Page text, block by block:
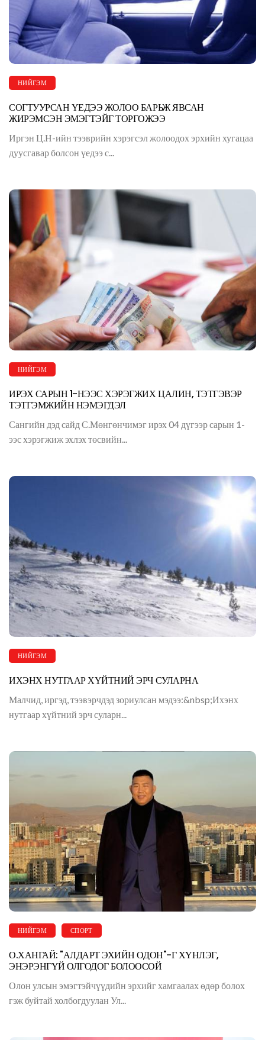
НИЙГЭМ
СОГТУУРСАН ҮЕДЭЭ ЖОЛОО БАРЬЖ ЯВСАН
ЖИРЭМСЭН ЭМЭГТЭЙГ ТОРГОЖЭЭ
Иргэн Ц.Н-ийн тээврийн хэрэгсэл жолоодох эрхийн хугацаа
дуусгавар болсон үедээ с...
НИЙГЭМ
ИРЭХ САРЫН 1-НЭЭС ХЭРЭГЖИХ ЦАЛИН, ТЭТГЭВЭР
ТЭТГЭМЖИЙН НЭМЭГДЭЛ
Сангийн дэд сайд С.Мөнгөнчимэг ирэх 04 дүгээр сарын 1-
ээс хэрэгжиж эхлэх төсвийн...
НИЙГЭМ
ИХЭНХ НУТГААР ХҮЙТНИЙ ЭРЧ СУЛАРНА
Малчид, иргэд, тээвэрчдэд зориулсан мэдээ:&nbsp;Ихэнх
нутгаар хүйтний эрч суларн...
НИЙГЭМ СПОРТ
О.ХАНГАЙ: "АЛДАРТ ЭХИЙН ОДОН"-Г ХҮНЛЭГ,
ЭНЭРЭНГҮЙ ОЛГОДОГ БОЛООСОЙ
Олон улсын эмэгтэйчүүдийн эрхийг хамгаалах өдөр болох
гэж буйтай холбогдуулан Ул...